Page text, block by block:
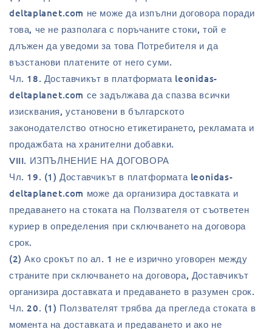
deltaplanet.com не може да изпълни договора поради
това, че не разполага с поръчаните стоки, той е
длъжен да уведоми за това Потребителя и да
възстанови платените от него суми.
Чл. 18. Доставчикът в платформата leonidas-
deltaplanet.com се задължава да спазва всички
изисквания, установени в българското
законодателство относно етикетирането, рекламата и
продажбата на хранителни добавки.
VIII. ИЗПЪЛНЕНИЕ НА ДОГОВОРА
Чл. 19. (1) Доставчикът в платформата leonidas-
deltaplanet.com може да организира доставката и
предаването на стоката на Ползвателя от съответен
куриер в определения при сключването на договора
срок.
(2) Ако срокът по ал. 1 не е изрично уговорен между
страните при сключването на договора, Доставчикът
организира доставката и предаването в разумен срок.
Чл. 20. (1) Ползвателят трябва да прегледа стоката в
момента на доставката и предаването и ако не